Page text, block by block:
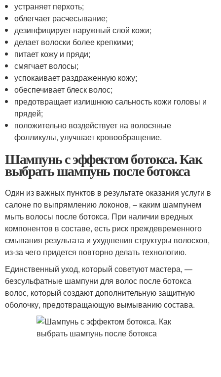
устраняет перхоть;
облегчает расчесывание;
дезинфицирует наружный слой кожи;
делает волоски более крепкими;
питает кожу и пряди;
смягчает волосы;
успокаивает раздраженную кожу;
обеспечивает блеск волос;
предотвращает излишнюю сальность кожи головы и
прядей;
положительно воздействует на волосяные
фолликулы, улучшает кровообращение.
Шампунь с эффектом ботокса. Как
выбрать шампунь после ботокса
Один из важных пунктов в результате оказания услуги в
салоне по выпрямлению локонов, – каким шампунем
мыть волосы после ботокса. При наличии вредных
компонентов в составе, есть риск преждевременного
смывания результата и ухудшения структуры волосков,
из-за чего придется повторно делать технологию.
Единственный уход, который советуют мастера, —
безсульфатные шампуни для волос после ботокса
волос, который создают дополнительную защитную
оболочку, предотвращающую вымыванию состава.